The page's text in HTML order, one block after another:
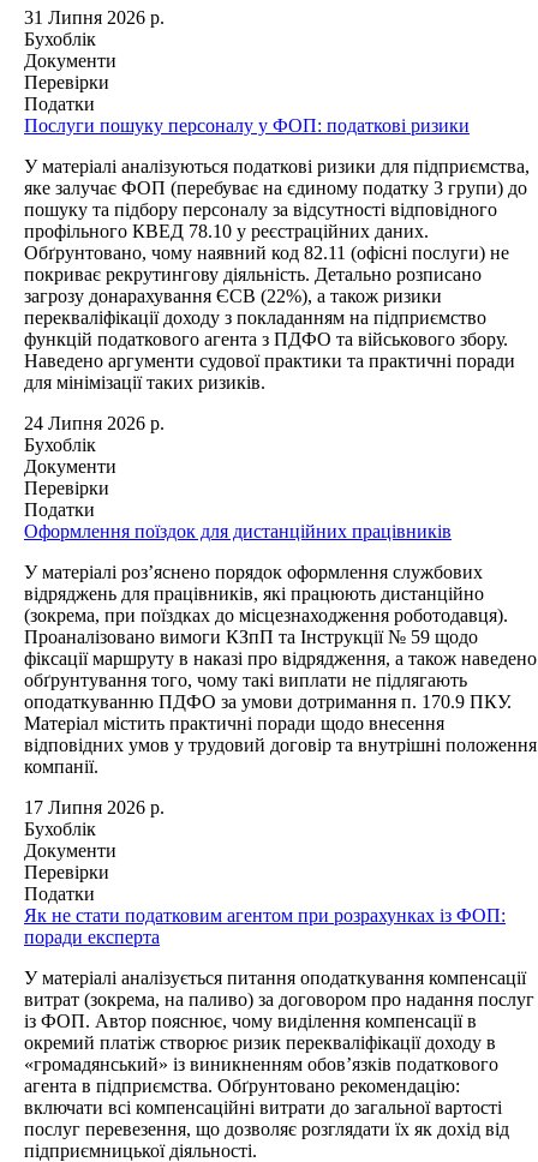
31 Липня 2026 р.
Бухоблік
Документи
Перевірки
Податки
Послуги пошуку персоналу у ФОП: податкові ризики
У матеріалі аналізуються податкові ризики для підприємства,
яке залучає ФОП (перебуває на єдиному податку 3 групи) до
пошуку та підбору персоналу за відсутності відповідного
профільного КВЕД 78.10 у реєстраційних даних.
Обґрунтовано, чому наявний код 82.11 (офісні послуги) не
покриває рекрутингову діяльність. Детально розписано
загрозу донарахування ЄСВ (22%), а також ризики
перекваліфікації доходу з покладанням на підприємство
функцій податкового агента з ПДФО та військового збору.
Наведено аргументи судової практики та практичні поради
для мінімізації таких ризиків.
24 Липня 2026 р.
Бухоблік
Документи
Перевірки
Податки
Оформлення поїздок для дистанційних працівників
У матеріалі роз’яснено порядок оформлення службових
відряджень для працівників, які працюють дистанційно
(зокрема, при поїздках до місцезнаходження роботодавця).
Проаналізовано вимоги КЗпП та Інструкції № 59 щодо
фіксації маршруту в наказі про відрядження, а також наведено
обґрунтування того, чому такі виплати не підлягають
оподаткуванню ПДФО за умови дотримання п. 170.9 ПКУ.
Матеріал містить практичні поради щодо внесення
відповідних умов у трудовий договір та внутрішні положення
компанії.
17 Липня 2026 р.
Бухоблік
Документи
Перевірки
Податки
Як не стати податковим агентом при розрахунках із ФОП:
поради експерта
У матеріалі аналізується питання оподаткування компенсації
витрат (зокрема, на паливо) за договором про надання послуг
із ФОП. Автор пояснює, чому виділення компенсації в
окремий платіж створює ризик перекваліфікації доходу в
«громадянський» із виникненням обов’язків податкового
агента в підприємства. Обґрунтовано рекомендацію:
включати всі компенсаційні витрати до загальної вартості
послуг перевезення, що дозволяє розглядати їх як дохід від
підприємницької діяльності.